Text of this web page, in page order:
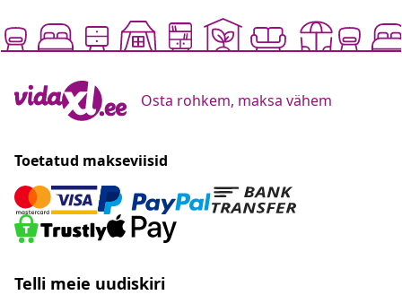
Osta rohkem, maksa vähem
Toetatud makseviisid
Telli meie uudiskiri